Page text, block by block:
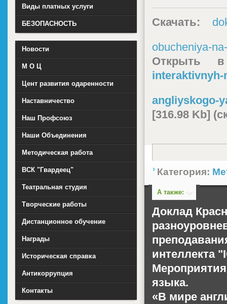
Скачать:
obucheniya-
Открыть
interaktivnyh-
angliyskogo-
[316.98 Kb]
Категория:
А также:
Доклад
интеллекта
языка.
«В мире
Виды платных услуги
БЕЗОПАСНОСТЬ
Новости
М О Ц
Цент развития одаренности
Наставничество
Наш Профсоюз
Наши Объединения
Методическая работа
ВСК "Гвардеец"
Театральная студия
Творческие работы
Дистанционное обучение
Награды
Историческая справка
Антикоррупция
Контакты